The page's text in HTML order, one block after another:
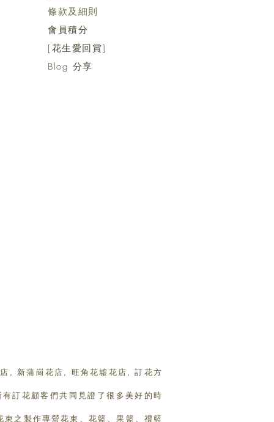
​​條款及細則
會員積分
[花生愛回賞]
Blog 分享
, 新蒲崗花店, 旺角花墟花店, 訂花方
訂花顧客們共同見證了很多美好的時
之製作專營花束、花籃、果籃、禮籃